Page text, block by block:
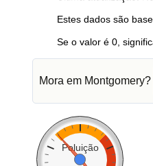
Estes dados são
Se o valor é 0,
Mora em Montgomery?
Poluição